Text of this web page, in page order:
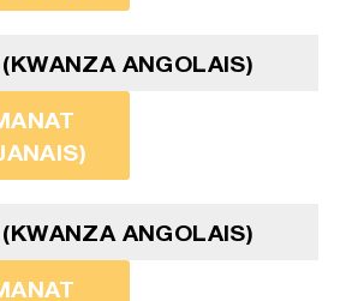
ANGOLAIS)
ANGOLAIS)